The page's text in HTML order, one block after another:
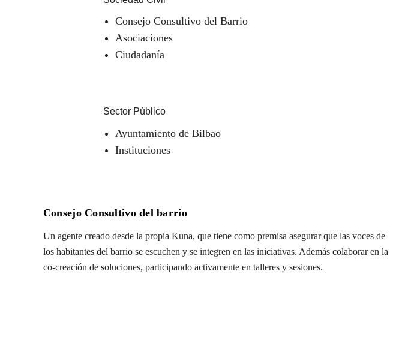
Consejo Consultivo del Barrio
Asociaciones
Ciudadanía
Sector Público
Ayuntamiento de Bilbao
Instituciones
Consejo Consultivo del barrio
Un agente creado desde la propia Kuna, que tiene como premisa asegurar que las voces de
los habitantes del barrio se escuchen y se integren en las iniciativas. Además colaborar en la
co-creación de soluciones, participando activamente en talleres y sesiones.